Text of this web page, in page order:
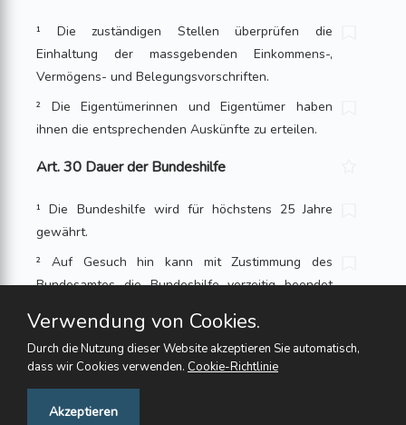
¹ Die zuständigen Stellen überprüfen die
Einhaltung der massgebenden Einkom­mens-,
Vermögens- und Belegungsvorschriften.
² Die Eigentümerinnen und Eigentümer haben
ihnen die entsprechenden Auskünfte zu erteilen.
Art. 30 Dauer der Bundeshilfe
¹ Die Bundeshilfe wird für höchstens 25 Jahre
gewährt.
² Auf Gesuch hin kann mit Zustimmung des
Bundesamtes die Bundeshilfe vorzeitig beendet
die Rückbürgschaft abge­löst worden ist.
Art. 31 Zweckerhaltung
Verwendung von Cookies.
Durch die Nutzung dieser Website akzeptieren Sie automatisch,
dass wir Cookies verwenden. Cookie-Richtlinie
Akzeptieren